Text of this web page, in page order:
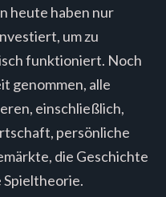
heute haben nur
um zu
funktioniert. Noch
genommen, alle
einschließlich,
persönliche
die Geschichte
Spieltheorie.